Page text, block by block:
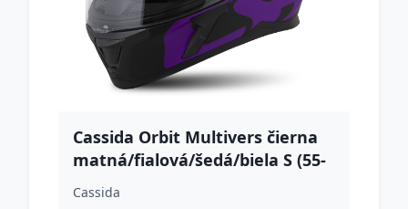
Cassida Orbit Multivers čierna
matná/fialová/šedá/biela S (55-
56)
Cassida